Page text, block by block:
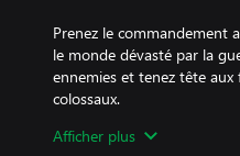
Prenez le commandement
le monde dévasté par la
ennemies et tenez tête aux
colossaux.
Afficher plus